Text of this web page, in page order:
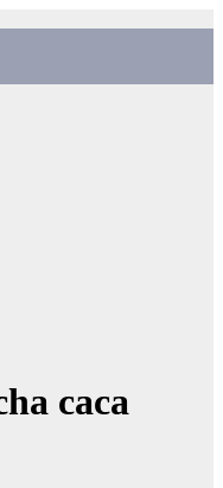
caca